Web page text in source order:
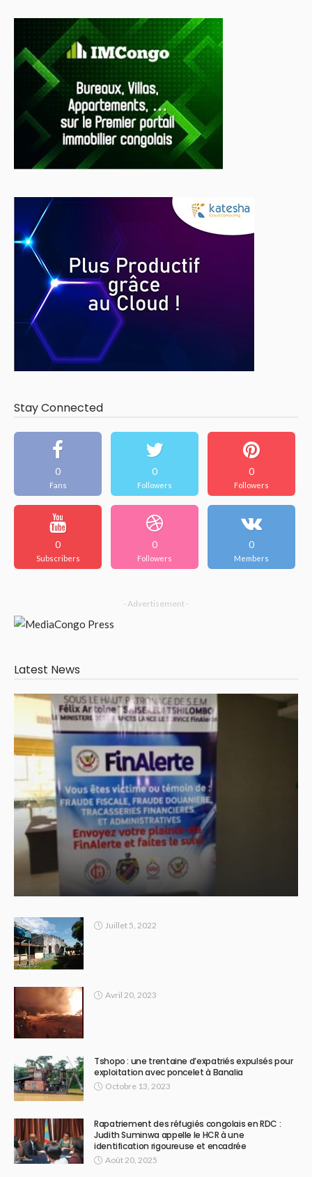
Stay Connected
0
Fans
0
Followers
0
Followers
0
Subscribers
0
Followers
0
Members
- Advertisement -
Latest News
Juillet 5, 2022
Avril 20, 2023
Tshopo : une trentaine d’expatriés expulsés pour
exploitation avec poncelet à Banalia
Octobre 13, 2023
Rapatriement des réfugiés congolais en RDC :
Judith Suminwa appelle le HCR à une
identification rigoureuse et encadrée
Août 20, 2025